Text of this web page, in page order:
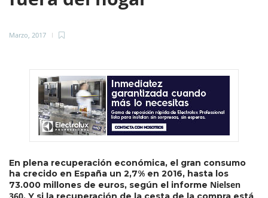
Marzo, 2017
En plena recuperación económica, el gran consumo
ha crecido en España un 2,7% en 2016, hasta los
73.000 millones de euros, según el informe Nielsen